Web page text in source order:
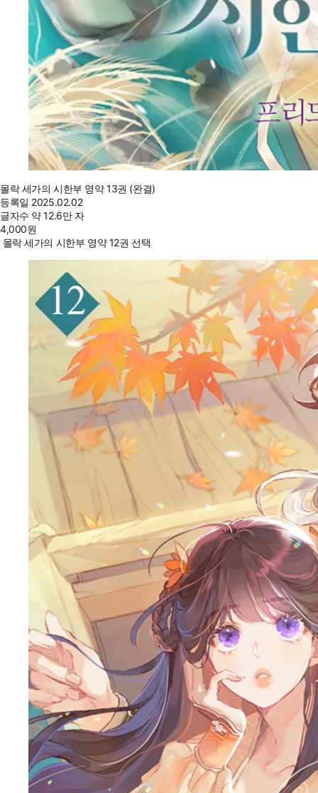
몰락 세가의 시한부 영약 13권 (완결)
등록일 2025.02.02
글자수 약 12.6만 자
4,000원
몰락 세가의 시한부 영약 12권 선택